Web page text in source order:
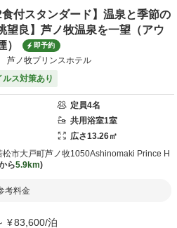
食付スタンダード】温泉と季節の
望良】芦ノ牧温泉を一望（アウ
）
即予約
芦ノ牧プリンスホテル
ス対策あり
定員4名
共用浴室1室
広さ13.26㎡
松市大戸町芦ノ牧1050Ashinomaki Prince H
ら5.9km
考料金
¥83,600/泊